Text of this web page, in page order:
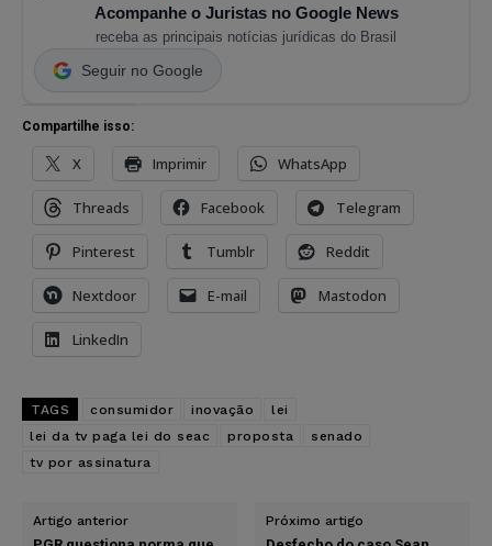
Acompanhe o Juristas no Google News
receba as principais notícias jurídicas do Brasil
Seguir no Google
Compartilhe isso:
X Imprimir WhatsApp
Threads Facebook Telegram
Pinterest Tumblr Reddit
Nextdoor E-mail Mastodon
LinkedIn
TAGS consumidor inovação
lei
lei da tv paga lei do seac
proposta
senado
tv por assinatura
Artigo anterior Próximo artigo